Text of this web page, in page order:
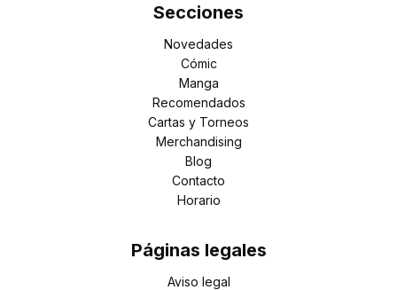
Secciones
Novedades
Cómic
Manga
Recomendados
Cartas y Torneos
Merchandising
Blog
Contacto
Horario
Páginas legales
Aviso legal